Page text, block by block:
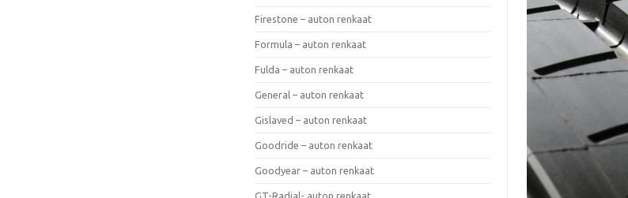
Firestone – auton renkaat
Formula – auton renkaat
Fulda – auton renkaat
General – auton renkaat
Gislaved – auton renkaat
Goodride – auton renkaat
Goodyear – auton renkaat
GT-Radial- auton renkaat